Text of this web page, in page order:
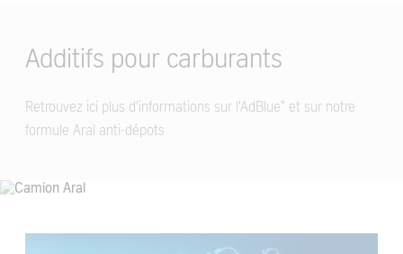
Additifs pour carburants
Retrouvez ici plus d'informations sur l'AdBlue® et sur notre
formule Aral anti-dépots